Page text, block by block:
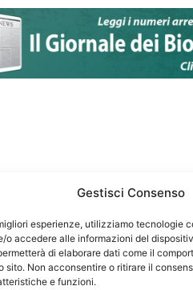
Gestisci Consenso
esperienze, utilizziamo tecnologie
o accedere alle informazioni del
di elaborare dati come il
sito. Non acconsentire o ritirare il
e funzioni.